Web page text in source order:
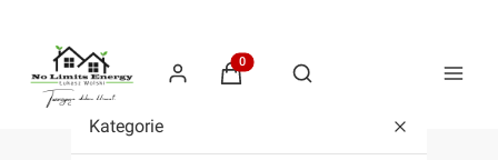
Produkty w koszyku: 0. Zobacz
Otwórz wyszukiwarkę
Kategorie